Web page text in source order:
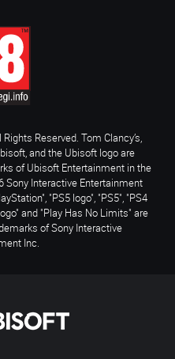
Reserved. Tom Clancy’s,
and the Ubisoft logo are
of Ubisoft Entertainment in the
Sony Interactive Entertainment
"PS5 logo", "PS5", "PS4
and "Play Has No Limits" are
of Sony Interactive
Inc.